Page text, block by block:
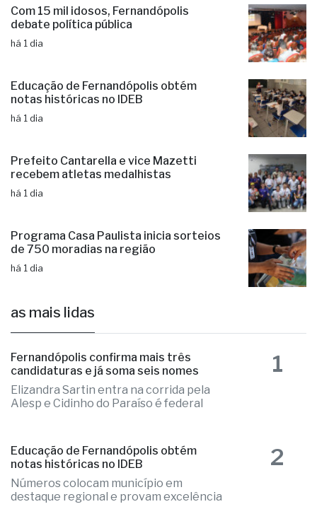
Com 15 mil idosos, Fernandópolis
debate política pública
há 1 dia
Educação de Fernandópolis obtém
notas históricas no IDEB
há 1 dia
Prefeito Cantarella e vice Mazetti
recebem atletas medalhistas
há 1 dia
Programa Casa Paulista inicia sorteios
de 750 moradias na região
há 1 dia
as mais lidas
Fernandópolis confirma mais três
candidaturas e já soma seis nomes
Elizandra Sartin entra na corrida pela
Alesp e Cidinho do Paraíso é federal
1
Educação de Fernandópolis obtém
notas históricas no IDEB
Números colocam município em
destaque regional e provam excelência
2